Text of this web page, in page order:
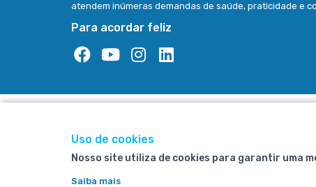
atendem inúmeras demandas de saúde, praticidade e
Para acordar feliz
Uso de cookies
Nosso site utiliza de cookies para garantir uma
Saiba mais